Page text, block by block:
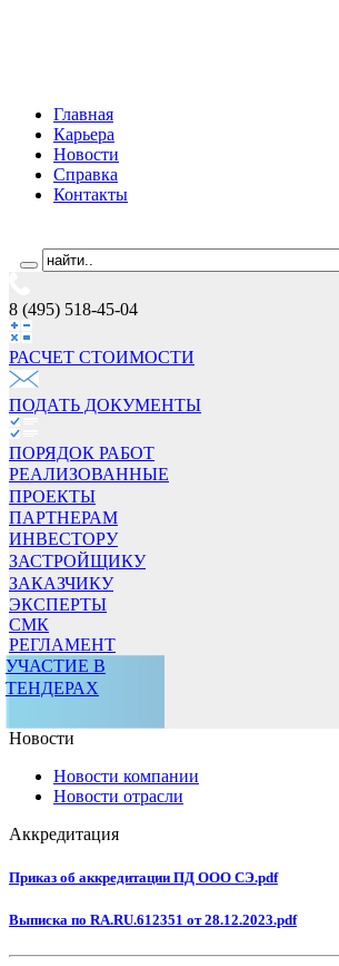
Главная
Карьера
Новости
Справка
Контакты
8 (495) 518-45-04
РАСЧЕТ СТОИМОCТИ
ПОДАТЬ ДОКУМЕНТЫ
ПОРЯДОК РАБОТ
РЕАЛИЗОВАННЫЕ
ПРОЕКТЫ
ПАРТНЕРАМ
ИНВЕСТОРУ
ЗАСТРОЙЩИКУ
ЗАКАЗЧИКУ
ЭКСПЕРТЫ
СМК
РЕГЛАМЕНТ
УЧАСТИЕ В
ТЕНДЕРАХ
Новости
Новости компании
Новости отрасли
Аккредитация
Приказ об аккредитации ПД ООО СЭ.pdf
Выписка по RA.RU.612351 от 28.12.2023.pdf